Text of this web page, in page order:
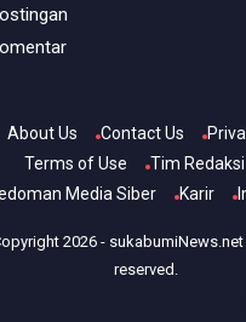
About Us Contact Us
Terms of Use
Tim Redaksi
Media Siber
Karir
2026 - sukabumiNews.net
reserved.